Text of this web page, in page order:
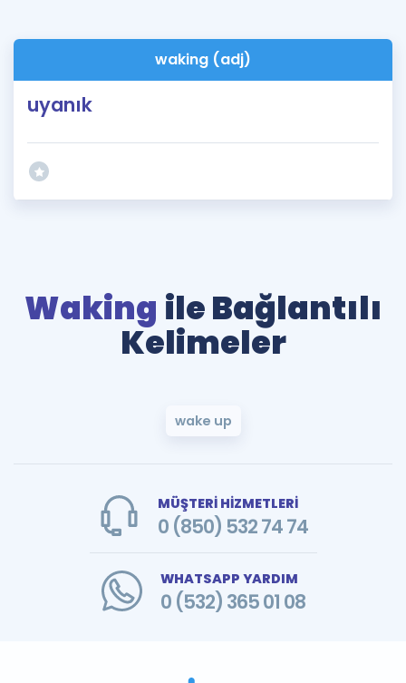
waking (adj)
uyanık
Waking ile Bağlantılı
Kelimeler
wake up
MÜŞTERİ HİZMETLERİ
0 (850) 532 74 74
WHATSAPP YARDIM
0 (532) 365 01 08